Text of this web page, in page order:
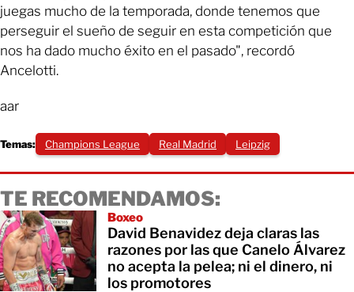
juegas mucho de la temporada, donde tenemos que
perseguir el sueño de seguir en esta competición que
nos ha dado mucho éxito en el pasado", recordó
Ancelotti.
aar
Temas: Champions League Real Madrid Leipzig
TE RECOMENDAMOS:
Boxeo
David Benavidez deja claras las
razones por las que Canelo Álvarez
no acepta la pelea; ni el dinero, ni
los promotores